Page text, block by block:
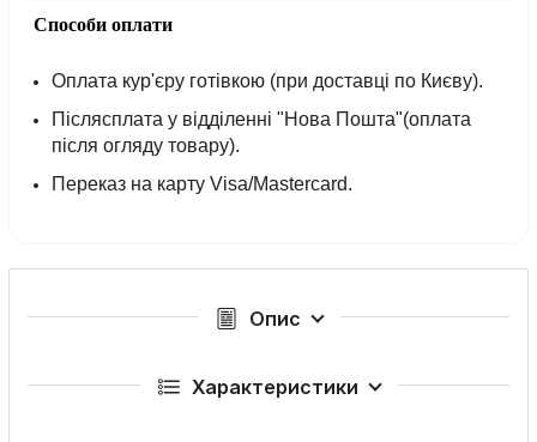
Способи оплати
Оплата кур'єру готівкою (при доставці по Києву).
Післясплата у відділенні "Нова Пошта"(оплата
після огляду товару).
Переказ на карту Visa/Mastercard.
Опис
Характеристики